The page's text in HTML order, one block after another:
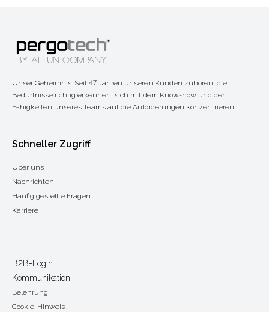
Unser Geheimnis: Seit 47 Jahren unseren Kunden zuhören, die
Bedürfnisse richtig erkennen, sich mit dem Know-how und den
Fähigkeiten unseres Teams auf die Anforderungen konzentrieren.
Schneller Zugriff
Über uns
Nachrichten
Häufig gestellte Fragen
Karriere
B2B-Login
Kommunikation
Belehrung
Cookie-Hinweis